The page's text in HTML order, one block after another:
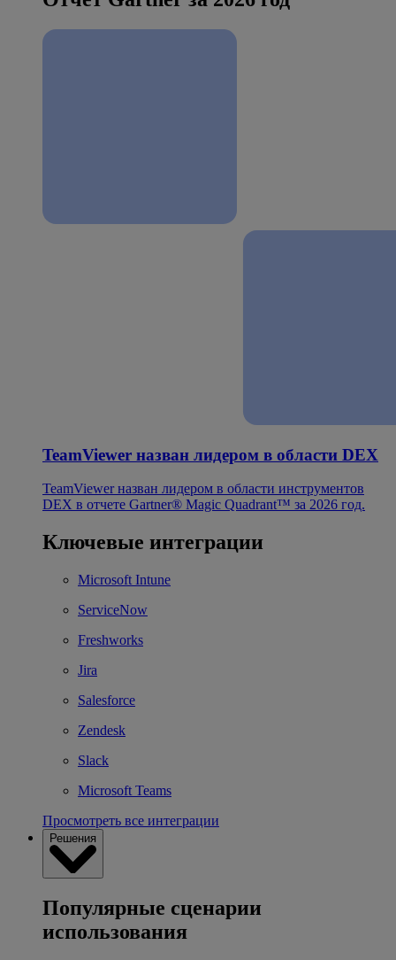
TeamViewer назван лидером в области DEX
TeamViewer назван лидером в области инструментов
DEX в отчете Gartner® Magic Quadrant™ за 2026 год.
Ключевые интеграции
Microsoft Intune
ServiceNow
Freshworks
Jira
Salesforce
Zendesk
Slack
Microsoft Teams
Просмотреть все интеграции
Решения
Популярные сценарии
использования